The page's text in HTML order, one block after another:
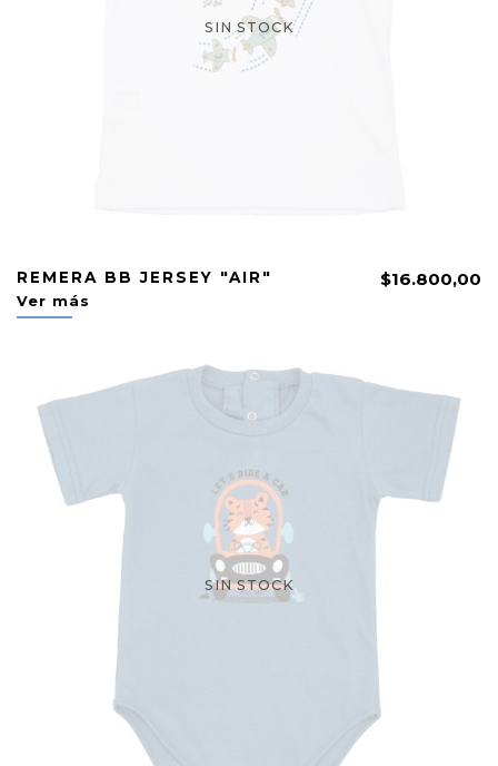
SIN STOCK
REMERA BB JERSEY "AIR" $16.800,00
Ver más
SIN STOCK